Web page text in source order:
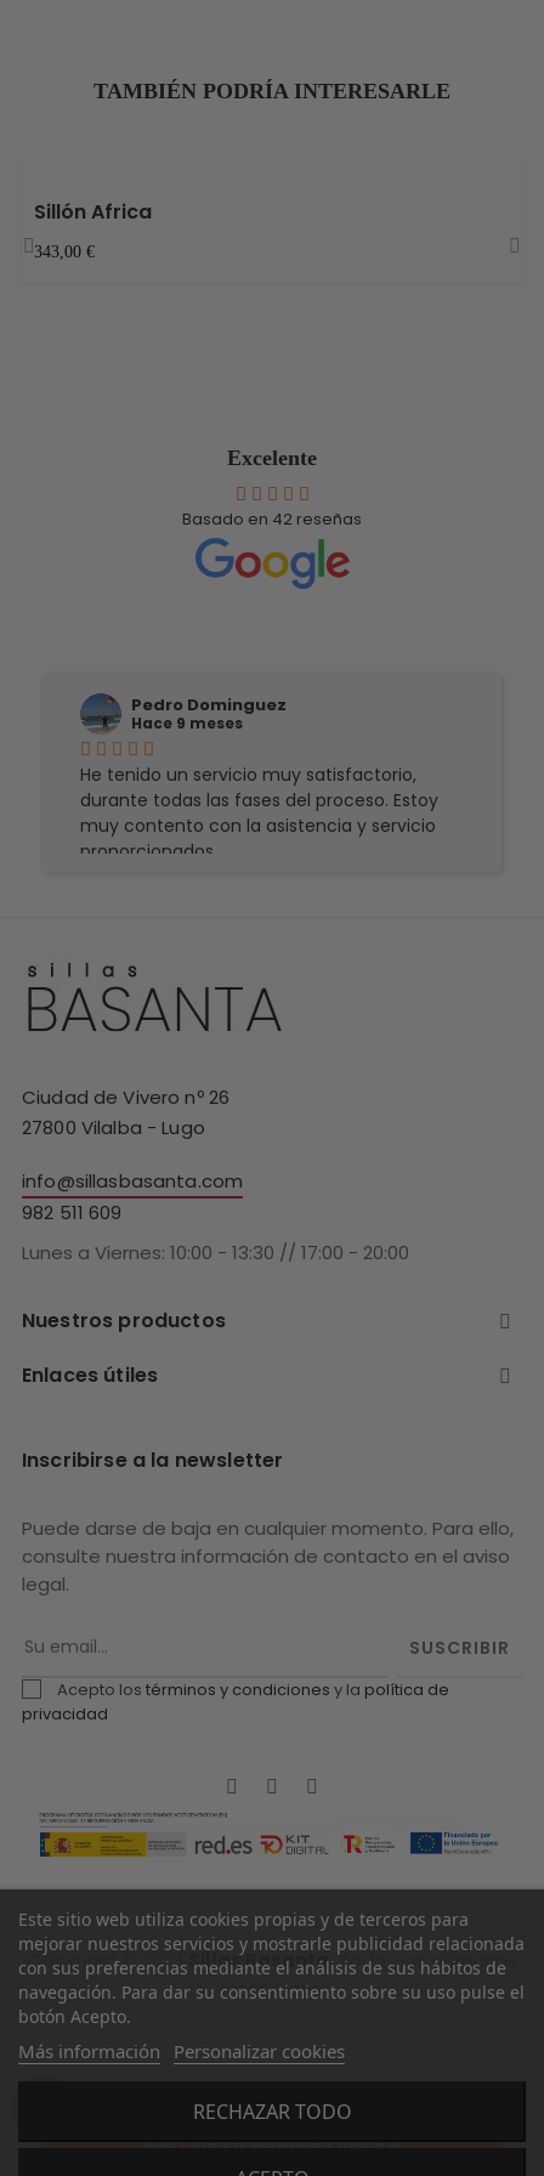
TAMBIÉN PODRÍA INTERESARLE
Sillón Africa
343,00 €
Excelente
Basado en 42 reseñas
Pedro Dominguez
Hace 9 meses
He tenido un servicio muy satisfactorio,
durante todas las fases del proceso. Estoy
muy contento con la asistencia y servicio
proporcionados.
Ciudad de Vivero nº 26
27800 Vilalba - Lugo
info@sillasbasanta.com
982 511 609
Lunes a Viernes: 10:00 - 13:30 // 17:00 - 20:00
Nuestros productos 
Enlaces útiles 
Inscribirse a la newsletter
Puede darse de baja en cualquier momento. Para ello,
consulte nuestra información de contacto en el aviso
legal.
SUSCRIBIR
Acepto los términos y condiciones y la política de
privacidad
Facebook
Twitter
Copyright © 2023 Sillas Basanta.Todos los derechos
reservados.
Este sitio web utiliza cookies propias y de terceros para
mejorar nuestros servicios y mostrarle publicidad relacionada
con sus preferencias mediante el análisis de sus hábitos de
navegación. Para dar su consentimiento sobre su uso pulse el
botón Acepto.
Más información Personalizar cookies
RECHAZAR TODO
SOLICITAR DESISTIMIENTO